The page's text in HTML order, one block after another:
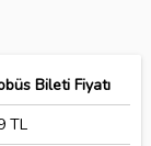
Bileti Fiyatı
TL